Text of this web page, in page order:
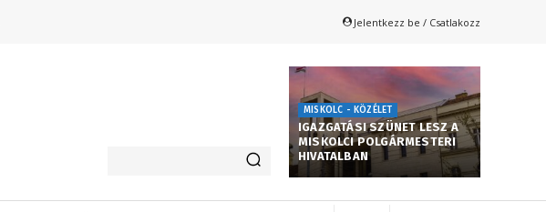
Jelentkezz be / Csatlakozz
MISKOLC - KÖZÉLET
IGAZGATÁSI SZÜNET LESZ A
MISKOLCI POLGÁRMESTERI
HIVATALBAN